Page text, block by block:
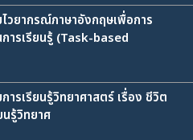
วยากรณ์ภาษาอังกฤษเพื่อการ
ารเรียนรู้ (Task-based
ารเรียนรู้วิทยาศาสตร์ เรื่อง ชีวิต
รู้วิทยาศ